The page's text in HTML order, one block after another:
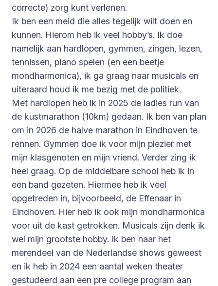
correcte) zorg kunt verlenen.
Ik ben een meid die alles tegelijk wilt doen en
kunnen. Hierom heb ik veel hobby’s. Ik doe
namelijk aan hardlopen, gymmen, zingen, lezen,
tennissen, piano spelen (en een beetje
mondharmonica), ik ga graag naar musicals en
uiteraard houd ik me bezig met de politiek.
Met hardlopen heb ik in 2025 de ladies run van
de kustmarathon (10km) gedaan. Ik ben van plan
om in 2026 de halve marathon in Eindhoven te
rennen. Gymmen doe ik voor mijn plezier met
mijn klasgenoten en mijn vriend. Verder zing ik
heel graag. Op de middelbare school heb ik in
een band gezeten. Hiermee heb ik veel
opgetreden in, bijvoorbeeld, de Effenaar in
Eindhoven. Hier heb ik ook mijn mondharmonica
voor uit de kast getrokken. Musicals zijn denk ik
wel mijn grootste hobby. Ik ben naar het
merendeel van de Nederlandse shows geweest
en ik heb in 2024 een aantal weken theater
gestudeerd aan een pre college program aan